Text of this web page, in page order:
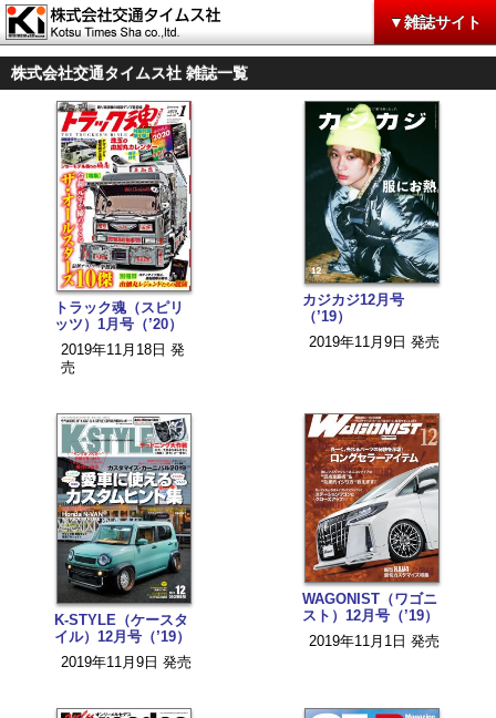
▼雑誌サイト
株式会社交通タイムス社 雑誌一覧
トラック魂（スピリ
ッツ）1月号（’20）
2019年11月18日 発
売
カジカジ12月号
（’19）
2019年11月9日 発売
K-STYLE（ケースタ
イル）12月号（’19）
2019年11月9日 発売
WAGONIST（ワゴニ
スト）12月号（’19）
2019年11月1日 発売